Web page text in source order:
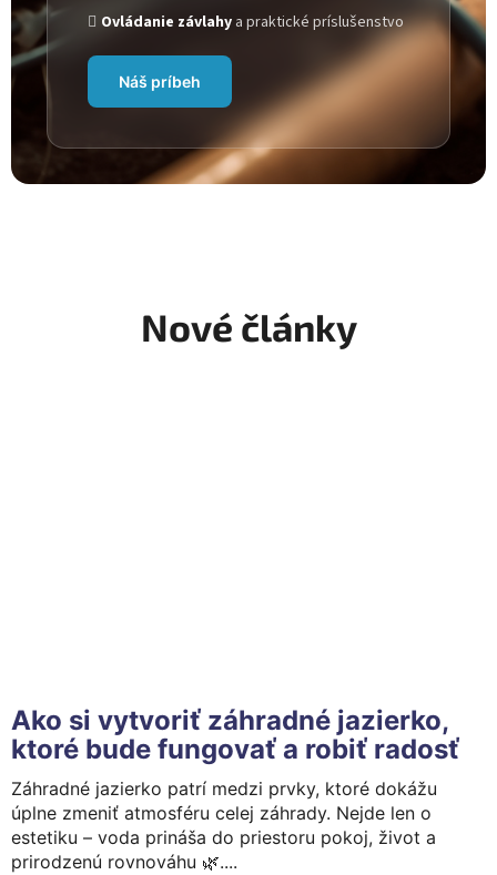
Ovládanie závlahy a praktické príslušenstvo
Náš príbeh
Nové články
Ako si vytvoriť záhradné jazierko,
ktoré bude fungovať a robiť radosť
Záhradné jazierko patrí medzi prvky, ktoré dokážu
úplne zmeniť atmosféru celej záhrady. Nejde len o
estetiku – voda prináša do priestoru pokoj, život a
prirodzenú rovnováhu 🌿....